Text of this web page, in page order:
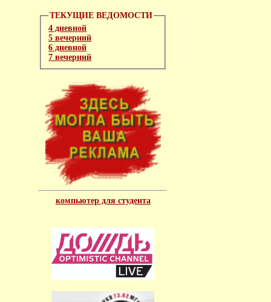
ТЕКУЩИЕ ВЕДОМОСТИ
4 дневной
5 вечерний
6 дневной
7 вечерний
компьютер для студента